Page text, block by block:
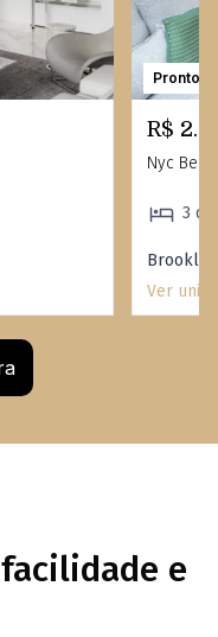
Pronto
R$
Nyc
3
Brooklin
Ver
e